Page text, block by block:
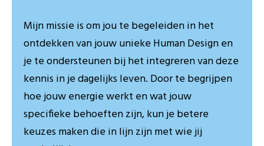
Mijn missie is om jou te begeleiden in het
ontdekken van jouw unieke Human Design en
je te ondersteunen bij het integreren van deze
kennis in je dagelijks leven. Door te begrijpen
hoe jouw energie werkt en wat jouw
specifieke behoeften zijn, kun je betere
keuzes maken die in lijn zijn met wie jij